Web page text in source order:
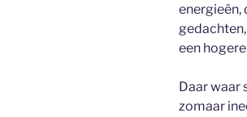
energieën,
een
Daar waar
zomaar